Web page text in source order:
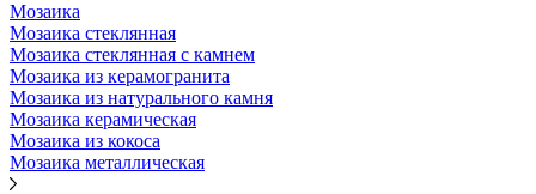
Мозаика
Мозаика стеклянная
Мозаика стеклянная с камнем
Мозаика из керамогранита
Мозаика из натурального камня
Мозаика керамическая
Мозаика из кокоса
Мозаика металлическая